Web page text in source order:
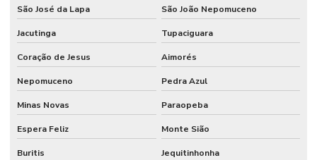
São José da Lapa São João Nepomuceno
Jacutinga Tupaciguara
Coração de Jesus Aimorés
Nepomuceno Pedra Azul
Minas Novas Paraopeba
Espera Feliz Monte Sião
Buritis Jequitinhonha